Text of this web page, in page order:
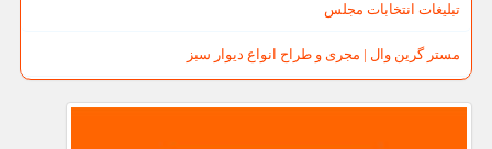
تبلیغات انتخابات مجلس
مستر گرین وال | مجری و طراح انواع دیوار سبز